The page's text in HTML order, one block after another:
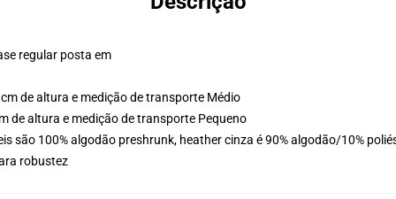
regular posta em
de altura e medição de transporte Médio
de altura e medição de transporte Pequeno
são 100% algodão preshrunk, heather cinza é 90% algodão/10%
robustez